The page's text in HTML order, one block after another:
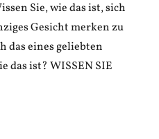
Sie, wie das ist, sich
Gesicht merken zu
das eines geliebten
das ist? WISSEN SIE